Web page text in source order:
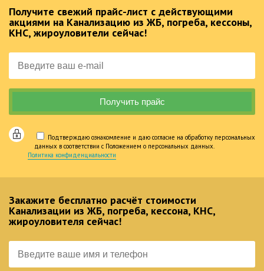
Получите свежий прайс-лист с действующими
акциями на Канализацию из ЖБ, погреба, кессоны,
КНС, жироуловители сейчас!
Подтверждаю ознакомление и даю согласие на обработку персональных
данных в соответствии с Положением о персональных данных.
Политика конфиденциальности
Закажите бесплатно расчёт стоимости
Канализации из ЖБ, погреба, кессона, КНС,
жироуловителя сейчас!